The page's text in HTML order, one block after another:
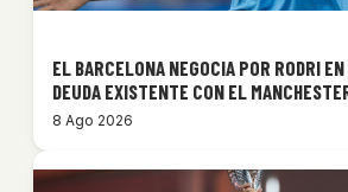
EL BARCELONA NEGOCIA POR RODRI
DEUDA EXISTENTE CON EL
8 Ago 2026